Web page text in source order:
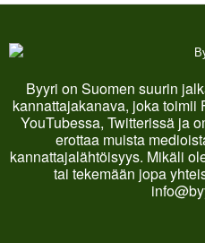
Byyri on Suomen suurin
kannattajakanava, joka toimii
YouTubessa, Twitterissä ja
erottaa muista
kannattajalähtöisyys. Mikäli
tai tekemään jopa